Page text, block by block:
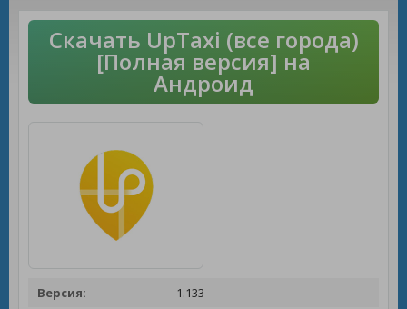
Скачать UpTaxi (все города)
[Полная версия] на
Андроид
Версия:
1.133